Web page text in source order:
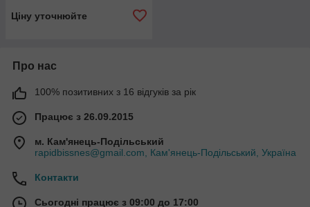
Ціну уточнюйте
Про нас
100% позитивних з 16 відгуків за рік
Працює з 26.09.2015
м. Кам'янець-Подільський
rapidbissnes@gmail.com, Кам'янець-Подільський, Україна
Контакти
Сьогодні працює з 09:00 до 17:00